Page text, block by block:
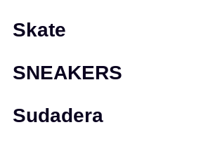
Skate
SNEAKERS
Sudadera